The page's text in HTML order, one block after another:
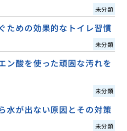
未分類
ための効果的なトイレ習慣
未分類
ン酸を使った頑固な汚れを
未分類
水が出ない原因とその対策
未分類